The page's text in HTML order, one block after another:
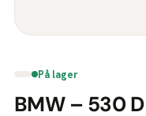
På lager
BMW – 530